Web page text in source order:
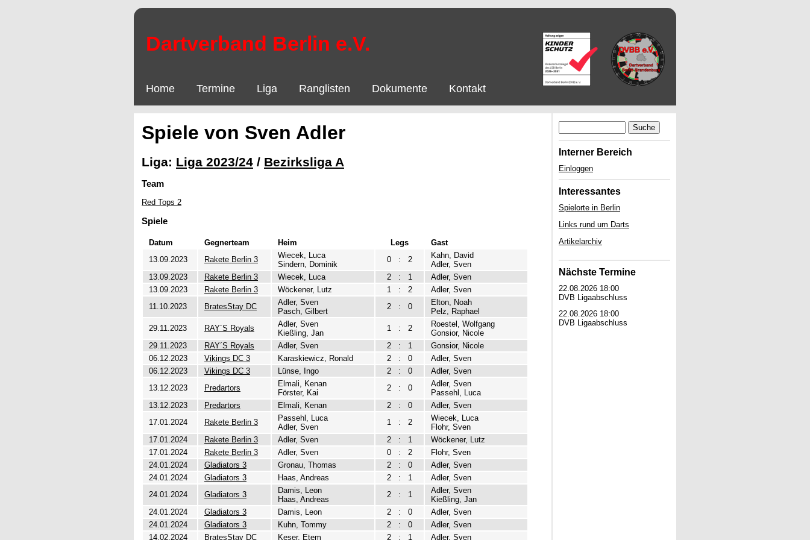
Dartverband Berlin e.V.
Home Termine Liga Ranglisten Dokumente Kontakt
Spiele von Sven Adler
Liga: Liga 2023/24 / Bezirksliga A
Team
Red Tops 2
Spiele
Datum Gegnerteam Heim Legs
Gast
13.09.2023
Rakete Berlin 3
Wiecek, Luca
Sindern, Dominik
0 : 2
Kahn, David
Adler, Sven
13.09.2023
Rakete Berlin 3 Wiecek, Luca 2 : 1
Adler, Sven
13.09.2023
Rakete Berlin 3 Wöckener, Lutz 1 : 2
Adler, Sven
11.10.2023
BratesStay DC
Adler, Sven
Pasch, Gilbert
2 : 0
Elton, Noah
Pelz, Raphael
29.11.2023
RAY´S Royals
Adler, Sven
Kießling, Jan
1 : 2
Roestel, Wolfgang
Gonsior, Nicole
29.11.2023
RAY´S Royals Adler, Sven 2 : 1
Gonsior, Nicole
06.12.2023
Vikings DC 3 Karaskiewicz, Ronald 2 : 0
Adler, Sven
06.12.2023
Vikings DC 3 Lünse, Ingo 2 : 0
Adler, Sven
13.12.2023
Predartors
Elmali, Kenan
Förster, Kai
2 : 0
Adler, Sven
Passehl, Luca
13.12.2023
Predartors Elmali, Kenan 2 : 0
Adler, Sven
17.01.2024
Rakete Berlin 3
Passehl, Luca
Adler, Sven
1 : 2
Wiecek, Luca
Flohr, Sven
17.01.2024
Rakete Berlin 3 Adler, Sven 2 : 1
Wöckener, Lutz
17.01.2024
Rakete Berlin 3 Adler, Sven 0 : 2
Flohr, Sven
24.01.2024
Gladiators 3 Gronau, Thomas 2 : 0
Adler, Sven
24.01.2024
Gladiators 3 Haas, Andreas 2 : 1
Adler, Sven
24.01.2024
Gladiators 3
Damis, Leon
Haas, Andreas
2 : 1
Adler, Sven
Kießling, Jan
24.01.2024
Gladiators 3 Damis, Leon 2 : 0
Adler, Sven
24.01.2024
Gladiators 3 Kuhn, Tommy 2 : 0
Adler, Sven
14.02.2024
BratesStay DC Keser, Etem 2 : 1 Adler, Sven
Suche
Interner Bereich
Einloggen
Interessantes
Spielorte in Berlin
Links rund um Darts
Artikelarchiv
Nächste Termine
22.08.2026 18:00
DVB Ligaabschluss
22.08.2026 18:00
DVB Ligaabschluss